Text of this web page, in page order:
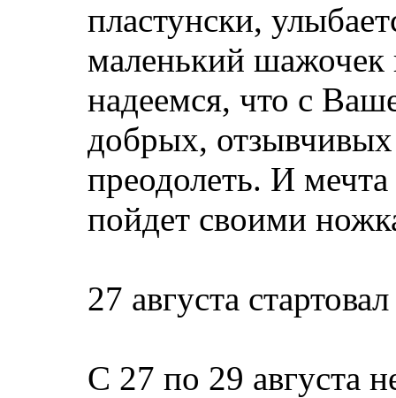
пластунски,
маленький
надеемся, что с
добрых,
преодолеть. И
пойдет своими
27 августа
С 27 по 29 августа